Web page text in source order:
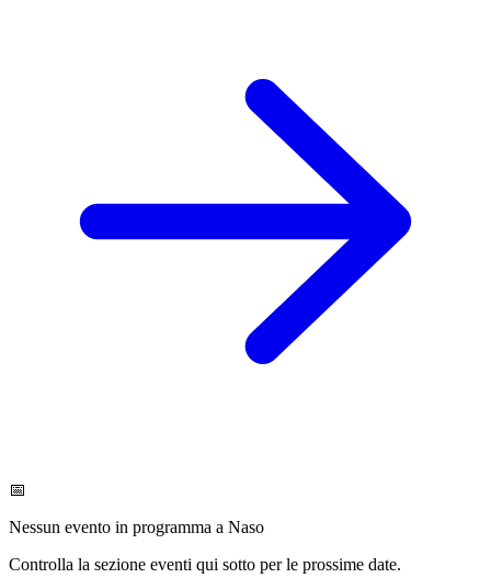
📅
Nessun evento in programma a Naso
Controlla la sezione eventi qui sotto per le prossime date.